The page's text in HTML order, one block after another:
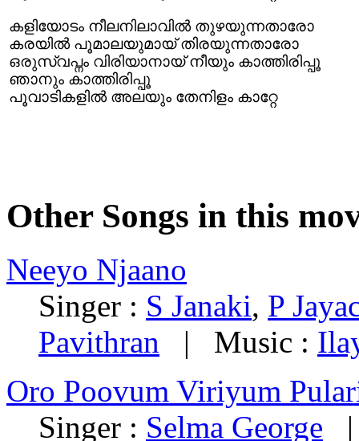
കളിയോടം നീലനിലാവില്‍ തുഴയുന്നതാരോ
കരയില്‍ പൂമാലയുമായ് തിരയുന്നതാരോ
ഒരുസ്വപ്നം വിരിയാനായ് നീയും കാത്തിരിപ്പൂ
ഞാനും കാത്തിരിപ്പൂ
പൂവാടികളില്‍ അലയും തേനിളം കാറ്റേ
Other Songs in this
Neeyo Njaano
Singer : S Janaki, P
Pavithran | Music :
Oro Poovum Viriyum
Singer : Selma George |